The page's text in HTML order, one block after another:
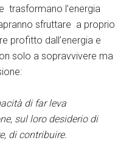
trasformano l’energia
sfruttare a proprio
profitto dall’energia e
solo a sopravvivere ma
di far leva
sul loro desiderio di
di contribuire.